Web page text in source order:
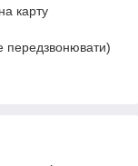
карту
передзвонювати)